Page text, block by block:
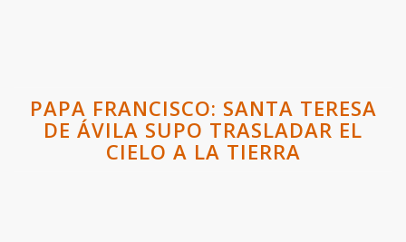
PAPA FRANCISCO: SANTA TERESA
DE ÁVILA SUPO TRASLADAR EL
CIELO A LA TIERRA